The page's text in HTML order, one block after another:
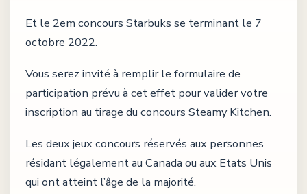
Et le 2em concours Starbuks se terminant le 7
octobre 2022.
Vous serez invité à remplir le formulaire de
participation prévu à cet effet pour valider votre
inscription au tirage du concours Steamy Kitchen.
Les deux jeux concours réservés aux personnes
résidant légalement au Canada ou aux Etats Unis
qui ont atteint l’âge de la majorité.